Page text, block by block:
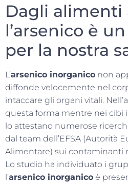
Dagli alimenti
l’arsenico è
per la nostra
L’arsenico inorganico non
diffonde velocemente nel
intaccare gli organi vitali.
questa forma mentre nei cibi
lo attestano numerose
dal team dell’EFSA (Autorità
Alimentare) sui contaminanti
Lo studio ha individuato i
l’arsenico inorganico è